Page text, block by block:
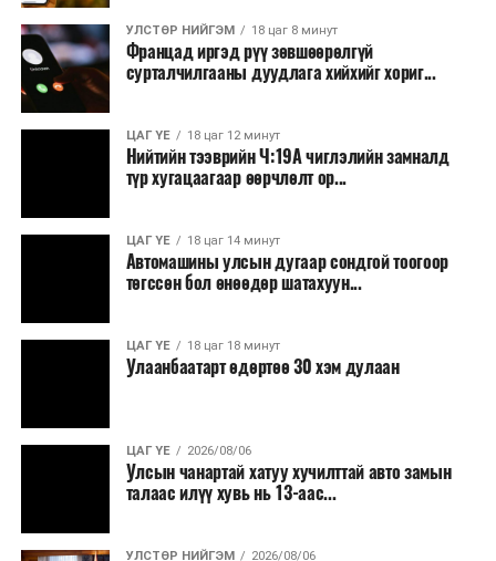
УЛСТӨР НИЙГЭМ 18 цаг 8 минут
Францад иргэд рүү зөвшөөрөлгүй
сурталчилгааны дуудлага хийхийг хориг...
ЦАГ ҮЕ 18 цаг 12 минут
Нийтийн тээврийн Ч:19А чиглэлийн замналд
түр хугацаагаар өөрчлөлт ор...
ЦАГ ҮЕ 18 цаг 14 минут
Автомашины улсын дугаар сондгой тоогоор
төгссөн бол өнөөдөр шатахуун...
ЦАГ ҮЕ 18 цаг 18 минут
Улаанбаатарт өдөртөө 30 хэм дулаан
ЦАГ ҮЕ 2026/08/06
Улсын чанартай хатуу хучилттай авто замын
талаас илүү хувь нь 13-аас...
УЛСТӨР НИЙГЭМ 2026/08/06